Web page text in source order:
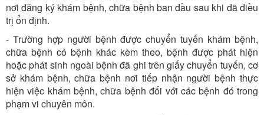
nơi đăng ký khám bệnh, chữa bệnh ban đầu sau khi đã điều
trị ổn định.
- Trường hợp người bệnh được chuyển tuyến khám bệnh,
chữa bệnh có bệnh khác kèm theo, bệnh được phát hiện
hoặc phát sinh ngoài bệnh đã ghi trên giấy chuyển tuyến, cơ
sở khám bệnh, chữa bệnh nơi tiếp nhận người bệnh thực
hiện việc khám bệnh, chữa bệnh đối với các bệnh đó trong
phạm vi chuyên môn.